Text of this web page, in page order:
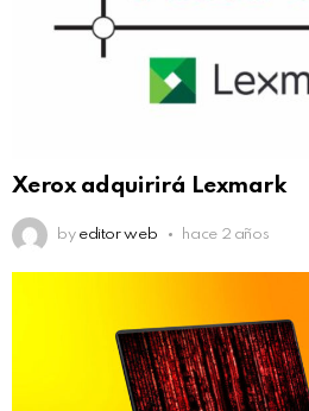
Xerox adquirirá Lexmark
by editor web hace 2 años